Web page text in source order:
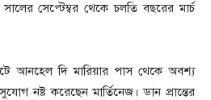
সেপ্টেম্বর থেকে চলতি বছরের মার্চ
আনহেল দি মারিয়ার পাস থেকে অবশ্য
নষ্ট করেছেন মার্তিনেজ। ডান প্রান্তের